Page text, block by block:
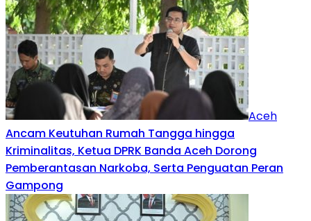
Aceh
Ancam Keutuhan Rumah Tangga hingga
Kriminalitas, Ketua DPRK Banda Aceh Dorong
Pemberantasan Narkoba, Serta Penguatan Peran
Gampong